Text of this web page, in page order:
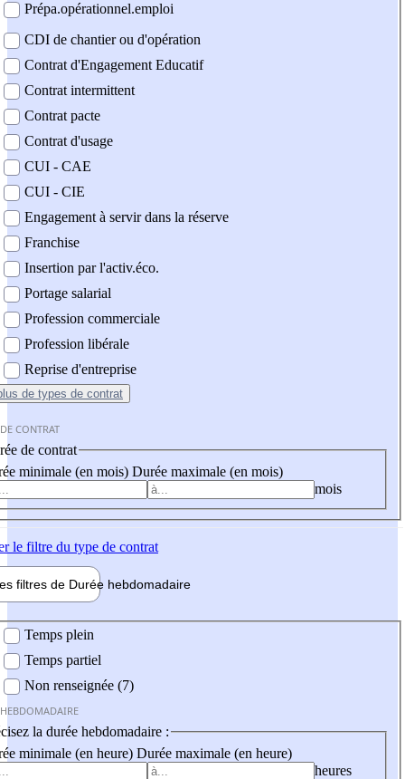
Prépa.opérationnel.emploi
CDI de chantier ou d'opération
Contrat d'Engagement Educatif
Contrat intermittent
Contrat pacte
Contrat d'usage
CUI - CAE
CUI - CIE
Engagement à servir dans la réserve
Franchise
Insertion par l'activ.éco.
Portage salarial
Profession commerciale
Profession libérale
Reprise d'entreprise
de types de contrat
CONTRAT
de contrat
minimale (en mois) Durée maximale (en mois)
mois
le filtre du type de contrat
filtres de Durée hebdomadaire
Temps plein
Temps partiel
Non renseignée (7)
la durée hebdomadaire :
minimale (en heure) Durée maximale (en heure)
heures